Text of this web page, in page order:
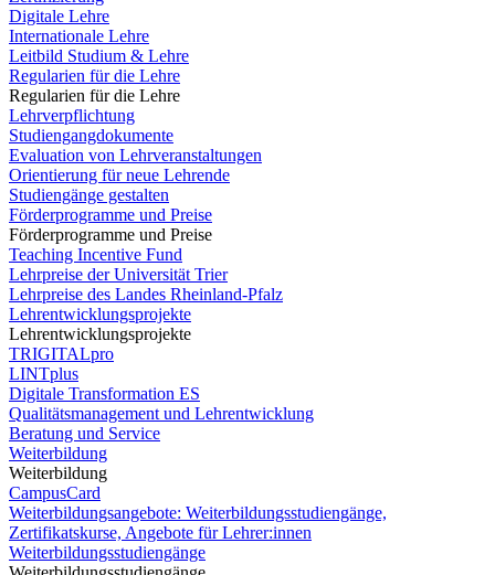
Digitale Lehre
Internationale Lehre
Leitbild Studium & Lehre
Regularien für die Lehre
Regularien für die Lehre
Lehrverpflichtung
Studiengangdokumente
Evaluation von Lehrveranstaltungen
Orientierung für neue Lehrende
Studiengänge gestalten
Förderprogramme und Preise
Förderprogramme und Preise
Teaching Incentive Fund
Lehrpreise der Universität Trier
Lehrpreise des Landes Rheinland-Pfalz
Lehrentwicklungsprojekte
Lehrentwicklungsprojekte
TRIGITALpro
LINTplus
Digitale Transformation ES
Qualitätsmanagement und Lehrentwicklung
Beratung und Service
Weiterbildung
Weiterbildung
CampusCard
Weiterbildungsangebote: Weiterbildungsstudiengänge,
Zertifikatskurse, Angebote für Lehrer:innen
Weiterbildungsstudiengänge